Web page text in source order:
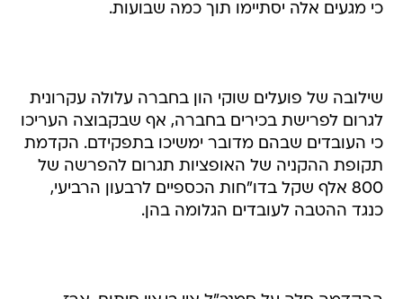
כי מגעים אלה יסתיימו תוך כמה שבועות.
שילובה של פועלים שוקי הון בחברה עלולה עקרונית
לגרום לפרישת בכירים בחברה, אף שבקבוצה העריכו
כי העובדים שבהם מדובר ימשיכו בתפקידם. הקדמת
תקופת ההקניה של האופציות תגרום להפרשה של
800 אלף שקל בדו"חות הכספיים לרבעון הרביעי,
כנגד ההטבה לעובדים הגלומה בהן.